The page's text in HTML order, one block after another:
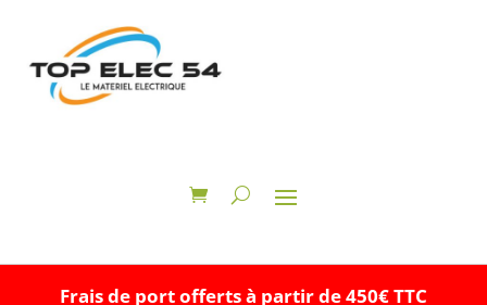
Frais de port offerts à partir de 450€ TTC